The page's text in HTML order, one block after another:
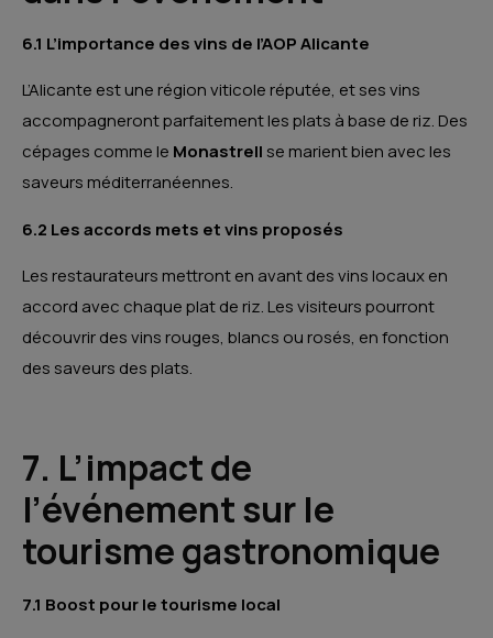
6.1 L’importance des vins de l’AOP Alicante
L’Alicante est une région viticole réputée, et ses vins
accompagneront parfaitement les plats à base de riz. Des
cépages comme le Monastrell se marient bien avec les
saveurs méditerranéennes.
6.2 Les accords mets et vins proposés
Les restaurateurs mettront en avant des vins locaux en
accord avec chaque plat de riz. Les visiteurs pourront
découvrir des vins rouges, blancs ou rosés, en fonction
des saveurs des plats.
7. L’impact de
l’événement sur le
tourisme gastronomique
7.1 Boost pour le tourisme local